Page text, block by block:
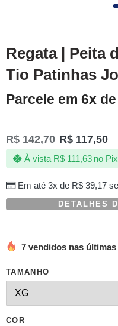
Regata | Peita
Tio Patinhas
Parcele em 6x de
R$142,70 R$ 117,50
Em até 3x de R$39,17
À vista R$111,63 no Pix
DETALHES
7 vendidos nas últimas
TAMANHO
COR